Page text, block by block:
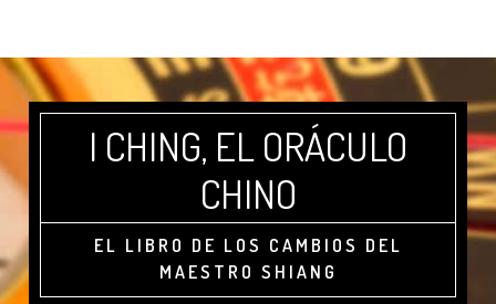
I CHING, EL ORÁCULO
CHINO
EL LIBRO DE LOS CAMBIOS DEL
MAESTRO SHIANG